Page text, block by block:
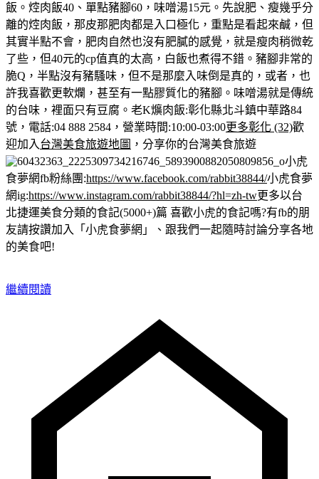
飯。 焢肉飯40、單點豬腳60，味噌湯15元。 先說肥、瘦幾乎分
離的焢肉飯，那皮那肥肉都是入口極化，重點是看起來鹹，但
其實半點不會，肥肉自然也沒有肥膩的感覺，就是瘦肉稍微乾
了些，但40元的cp值真的太高，白飯也煮得不錯。 豬腳非常的
脆Q，半點沒有豬騷味，但不是那麼入味倒是真的，或者，也
許我喜歡更軟爛，甚至有一點膠質化的豬腳。味噌湯就是傳統
的台味，裡面只有豆腐。 老K爌肉飯:彰化縣北斗鎮中華路84
號，電話:04 888 2584，營業時間:10:00-03:00更多彰化 (32)歡
迎加入 台灣美食旅遊地圖 ，分享你的台灣美食旅遊
小虎
食夢網fb粉絲團:https://www.facebook.com/rabbit38844/小虎食夢
網ig:https://www.instagram.com/rabbit38844/?hl=zh-tw更多以台
北捷運美食分類的食記(5000+)篇 喜歡小虎的食記嗎?有fb的朋
友請按讚加入「小虎食夢網」、跟我們一起隨時討論分享各地
的美食吧!
繼續閱讀